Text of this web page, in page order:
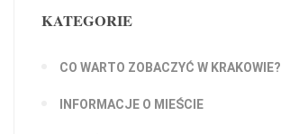
KATEGORIE
CO WARTO ZOBACZYĆ W KRAKOWIE?
INFORMACJE O MIEŚCIE